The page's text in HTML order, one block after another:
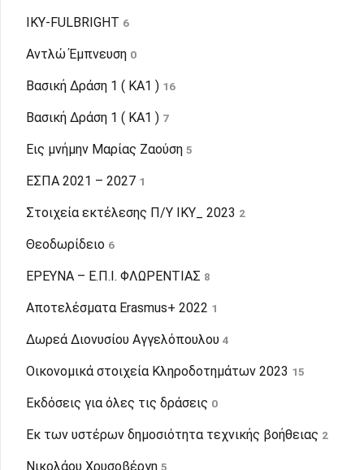
ΙΚΥ-FULBRIGHT 6
Αντλώ Έμπνευση 0
Βασική Δράση 1 ( KA1 ) 16
Βασική Δράση 1 ( KA1 ) 7
Εις μνήμην Μαρίας Ζαούση 5
ΕΣΠΑ 2021 – 2027 1
Στοιχεία εκτέλεσης Π/Υ ΙΚΥ_ 2023 2
Θεοδωρίδειο 6
ΕΡΕΥΝΑ – Ε.Π.Ι. ΦΛΩΡΕΝΤΙΑΣ 8
Αποτελέσματα Erasmus+ 2022 1
Δωρεά Διονυσίου Αγγελόπουλου 4
Οικονομικά στοιχεία Κληροδοτημάτων 2023 15
Εκδόσεις για όλες τις δράσεις 0
Εκ των υστέρων δημοσιότητα τεχνικής βοήθειας 2
Νικολάου Χρυσοβέργη 5